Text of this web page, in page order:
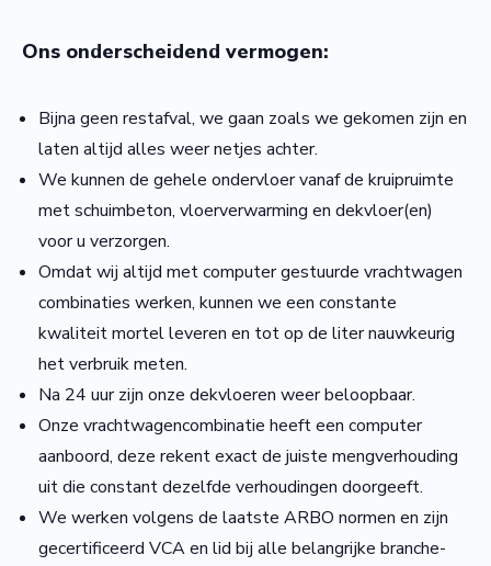
Ons onderscheidend vermogen:
Bijna geen restafval, we gaan zoals we gekomen zijn en
laten altijd alles weer netjes achter.
We kunnen de gehele ondervloer vanaf de kruipruimte
met schuimbeton, vloerverwarming en dekvloer(en)
voor u verzorgen.
Omdat wij altijd met computer gestuurde vrachtwagen
combinaties werken, kunnen we een constante
kwaliteit mortel leveren en tot op de liter nauwkeurig
het verbruik meten.
Na 24 uur zijn onze dekvloeren weer beloopbaar.
Onze vrachtwagencombinatie heeft een computer
aanboord, deze rekent exact de juiste mengverhouding
uit die constant dezelfde verhoudingen doorgeeft.
We werken volgens de laatste ARBO normen en zijn
gecertificeerd VCA en lid bij alle belangrijke branche-